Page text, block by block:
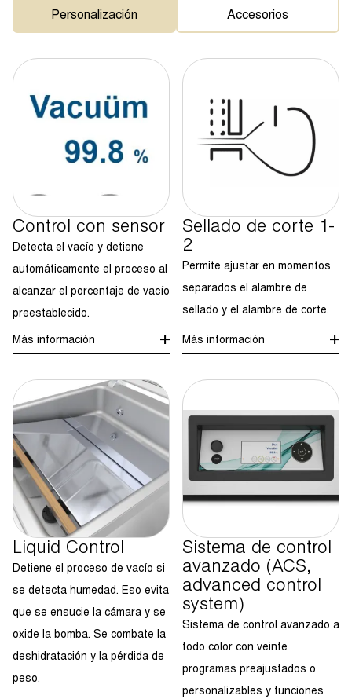
Personalización Accesorios
Control con sensor
Detecta el vacío y detiene
automáticamente el proceso al
alcanzar el porcentaje de vacío
preestablecido.
Más información
Sellado de corte 1-
2
Permite ajustar en momentos
separados el alambre de
sellado y el alambre de corte.
Más información
Liquid Control
Detiene el proceso de vacío si
se detecta humedad. Eso evita
que se ensucie la cámara y se
oxide la bomba. Se combate la
deshidratación y la pérdida de
peso.
Sistema de control
avanzado (ACS,
advanced control
system)
Sistema de control avanzado a
todo color con veinte
programas preajustados o
personalizables y funciones